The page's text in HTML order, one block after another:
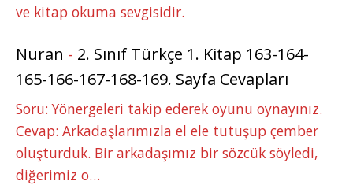
ve kitap okuma sevgisidir.
Nuran - 2. Sınıf Türkçe 1. Kitap 163-164-
165-166-167-168-169. Sayfa Cevapları
Soru: Yönergeleri takip ederek oyunu oynayınız.
Cevap: Arkadaşlarımızla el ele tutuşup çember
oluşturduk. Bir arkadaşımız bir sözcük söyledi,
diğerimiz o…